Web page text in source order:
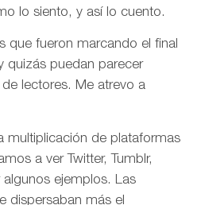
lo siento, y así lo cuento.
que fueron marcando el final
quizás puedan parecer
lectores. Me atrevo a
multiplicación de plataformas
a ver Twitter, Tumblr,
ejemplos. Las
dispersaban más el